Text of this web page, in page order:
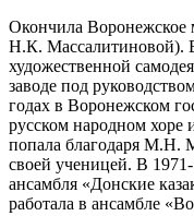
Окончила Воронежское
Н.К. Массалитиновой).
художественной
заводе под
годах в Воронежском
русском народном
попала благодаря М.Н.
своей ученицей. В 1971-
ансамбля «Донские
работала в ансамбле